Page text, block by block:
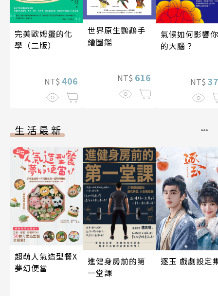
完美歐姆蛋的化
學（二版）
NT$ 406
世界原生鸚鵡手
繪圖鑑
NT$ 616
氣候如何影響你
的大腦？
NT$
生活最新
超萌人氣造型餐X
夢幻便當
進健身房前的第
一堂課
逐玉 戲劇設定